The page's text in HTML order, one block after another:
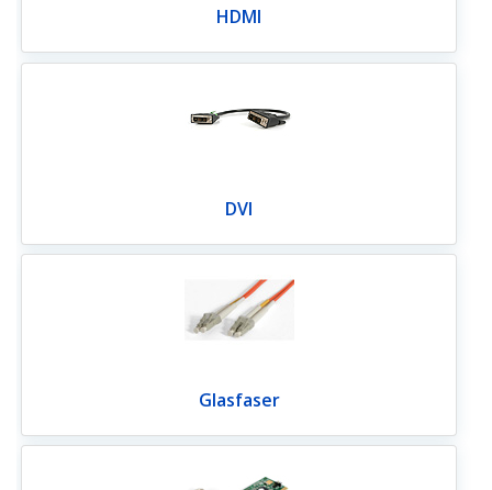
HDMI
DVI
Glasfaser